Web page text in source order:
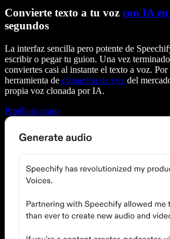
Convierte texto a tu voz con IA
segundos
La interfaz sencilla pero potente de
escribir o pegar tu guion. Una vez
conviertes casi al instante el texto a voz. Por
herramienta de clonación de voz del
propia voz clonada por IA.
Pruébalo gratis